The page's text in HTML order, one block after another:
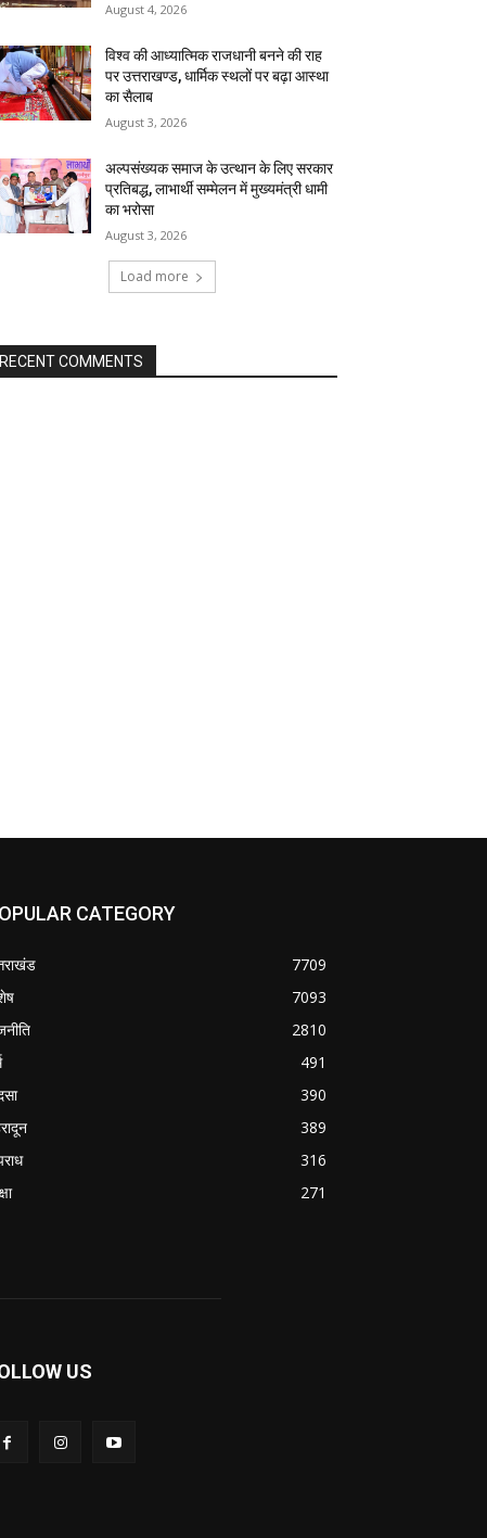
August 4, 2026
विश्व की आध्यात्मिक राजधानी बनने की राह
पर उत्तराखण्ड, धार्मिक स्थलों पर बढ़ा आस्था
का सैलाब
August 3, 2026
अल्पसंख्यक समाज के उत्थान के लिए सरकार
प्रतिबद्ध, लाभार्थी सम्मेलन में मुख्यमंत्री धामी
का भरोसा
August 3, 2026
Load more
RECENT COMMENTS